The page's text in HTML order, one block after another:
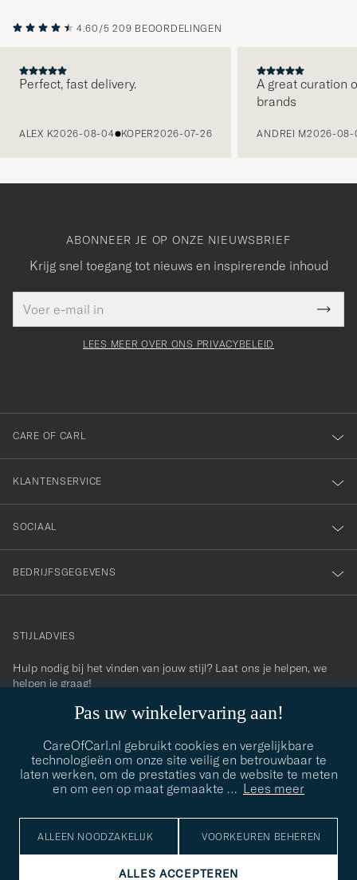
4.60/5 209 BEOORDELINGEN
Perfect, fast delivery.
ALEX K2026-08-04 KOPER2026-07-26
A great curation
brands
ANDREI M2026-08-
Pas uw winkelervaring aan!
CareOfCarl.nl gebruikt cookies en vergelijkbare
technologieën om onze site veilig en betrouwbaar te
laten werken, om de prestaties van de website te meten
en om een op maat gemaakte … Lees meer
ALLEEN NOODZAKELIJK VOORKEUREN BEHEREN
ALLES ACCEPTEREN
ABONNEER JE OP ONZE NIEUWSBRIEF
Krijg snel toegang tot nieuws en inspirerende inhoud
mailadres
veldBedankt
voor
onze
nieuwsbrief!
LEES MEER OVER ONS PRIVACYBELEID
CARE OF CARL
KLANTENSERVICE
SOCIAAL
BEDRIJFSGEGEVENS
contact@careofcarl.com
STIJLADVIES
Hulp nodig bij het vinden van jouw stijl? Laat ons je helpen, we
helpen je graag!
STIJLADVIES
© Care of Carl 2026